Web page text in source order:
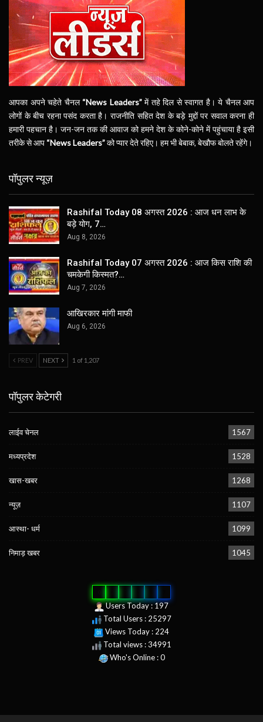
आपका अपने चहेते चैनल “News Leaders”में तहे दिल से स्वागत है। ये चैनल आप
लोगों के बीच रहना पसंद करता है। राजनीति सहित देश के बड़े मुद्दों पर सवाल करना ही
हमारी पहचान है। जन-जन तक की आवाज को हमने देश के कोने-कोने में पहुंचाया है इसी
तरीके से आप “News Leaders”को प्यार देते रहिए। हम भी बेबाक, बेखौफ बोलते रहेंगे।
पॉपुलर न्यूज़
Rashifal Today 08 अगस्त 2026 : आज धन लाभ के
बड़े योग, 7…
Aug 8, 2026
Rashifal Today 07 अगस्त 2026 : आज किस राशि की
चमकेगी किस्मत?…
Aug 7, 2026
आखिरकार मांगी माफी
Aug 6, 2026
PREV NEXT 1 of 1,207
पॉपुलर केटेगरी
लाईव चेनल 1567
मध्यप्रदेश 1528
खास-खबर 1268
न्यूज़ 1107
आस्था- धर्म 1099
निमाड़ खबर 1045
Users Today : 197
Total Users : 25297
Views Today : 224
Total views : 34991
Who's Online : 0